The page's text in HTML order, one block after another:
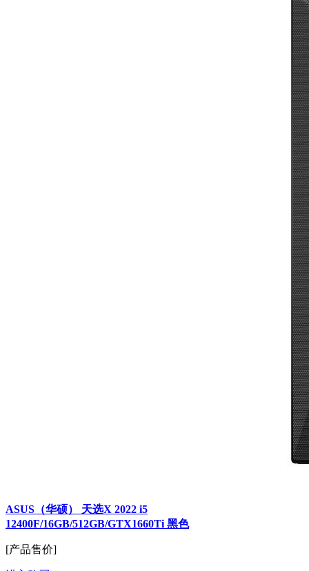
ASUS（华硕） 天选X 2022 i5
12400F/16GB/512GB/GTX1660Ti 黑色
[产品售价]